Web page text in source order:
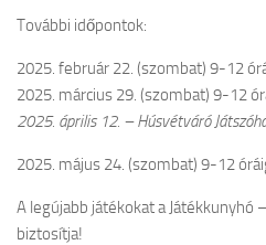
További időpontok:
2025. február 22. (szombat) 9-12
2025. március 29. (szombat) 9-12
2025. április 12. – Húsvétváró
2025. május 24. (szombat) 9-12
A legújabb játékokat a Játékkunyhó
biztosítja!